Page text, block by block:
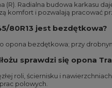
(R). Radialna budowa karkasu
komfort i pozwalają pracować
80R13 jest bezdętkowa?
opona bezdętkowa; przy
sprawdzi się opona
roli, ściernisku i
polowych.